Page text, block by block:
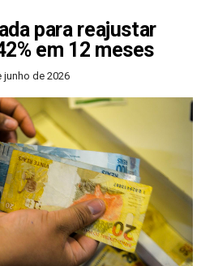
para reajustar
em 12 meses
junho de 2026